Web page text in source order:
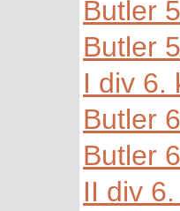
Butler
Butler
I div 6.
Butler
Butler
II div